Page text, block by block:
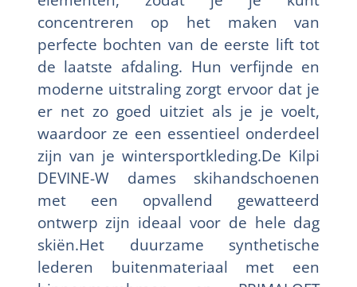
concentreren op het maken van
perfecte bochten van de eerste lift tot
de laatste afdaling. Hun verfijnde en
moderne uitstraling zorgt ervoor dat je
er net zo goed uitziet als je je voelt,
waardoor ze een essentieel onderdeel
zijn van je wintersportkleding.De Kilpi
DEVINE-W dames skihandschoenen
met een opvallend gewatteerd
ontwerp zijn ideaal voor de hele dag
skiën.Het duurzame synthetische
lederen buitenmateriaal met een